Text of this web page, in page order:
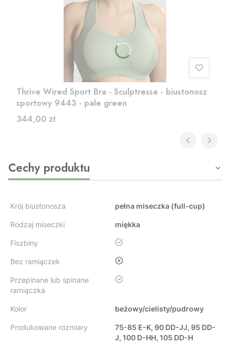
Thrive Wired Sport Bra - Sculptresse - biustonosz
sportowy 9443 - pale green
Cena
344,00 zł
Cechy produktu
Krój biustonosza pełna miseczka (full-cup)
Rodzaj miseczki miękka
Fiszbiny tak
Bez ramiączek nie
Przepinane lub spinane
ramiączka
tak
Kolor beżowy/cielisty/pudrowy
Produkowane rozmiary
75-85 E-K, 90 DD-JJ, 95 DD-
J, 100 D-HH, 105 DD-H